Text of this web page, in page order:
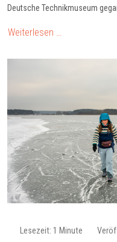
Deutsche Technikmuseum
Weiterlesen …
Lesezeit: 1 Minute